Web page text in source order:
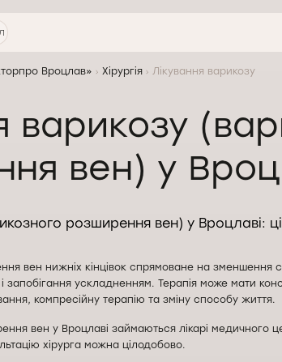
Вроцлав» Хірургія Лікування варикозу
варикозу
вен) у
розширення вен) у Вроцлаві:
вен нижніх кінцівок спрямоване на зменшення
запобігання ускладненням. Терапія може мати
компресійну терапію та зміну способу життя.
вен у Вроцлаві займаються лікарі медичного
хірурга можна цілодобово.